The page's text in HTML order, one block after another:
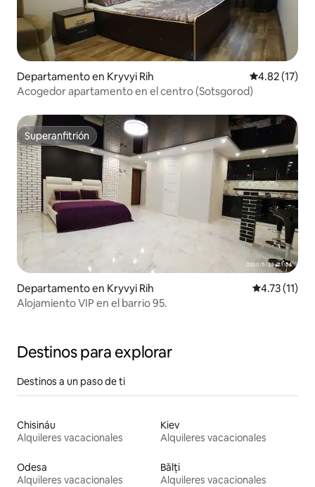
Departamento en Kryvyi Rih Calificación
4.82 (17)
Acogedor apartamento en el centro (Sotsgorod)
Superanfitrión
Superanfitrión
Departamento en Kryvyi Rih Calificación
4.73 (11)
Alojamiento VIP en el barrio 95.
Destinos para explorar
Destinos a un paso de ti
Chisináu
Alquileres vacacionales
Kiev
Alquileres vacacionales
Odesa
Alquileres vacacionales
Bălți
Alquileres vacacionales